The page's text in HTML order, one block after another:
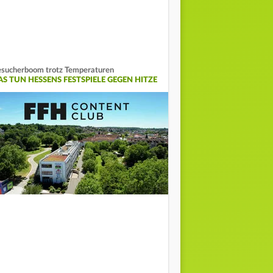
trotz Temperaturen
TUN HESSENS FESTSPIELE GEGEN HITZE